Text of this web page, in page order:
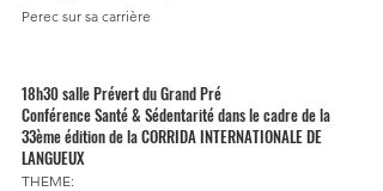
Perec sur sa carrière
18h30 salle Prévert du Grand Pré
Conférence Santé & Sédentarité dans le cadre de la
33ème édition de la CORRIDA INTERNATIONALE DE
LANGUEUX
THEME: